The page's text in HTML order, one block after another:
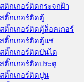
สติกเกอร์ติดกระจกฝ้า
สติ๊กเกอร์ติดตู้
สติ๊กเกอร์ติดตู้ล็อคเกอร์
สติ๊กเกอร์ติดตู้แช่
สติ๊กเกอร์ติดบันได
สติ๊กเกอร์ติดประตู
สติ๊กเกอร์ติดปูน